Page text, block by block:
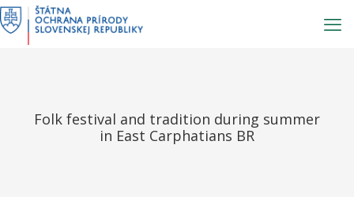
Prejsť
na
obsah
Folk festival and tradition during summer
in East Carphatians BR